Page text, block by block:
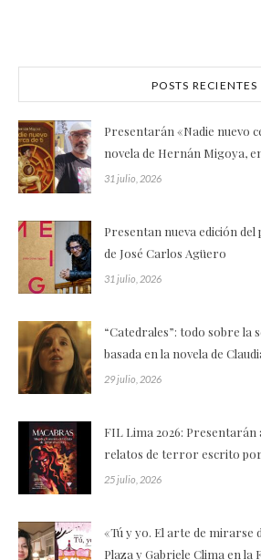
POSTS RECIENTES
Presentarán «Nadie nuevo
novela de Hernán Migoya,
31 julio, 2026
Presentan nueva edición
de José Carlos Agüero
31 julio, 2026
“Catedrales”: todo sobre la
basada en la novela de
29 julio, 2026
FIL Lima 2026: Presentarán
relatos de terror escrito
25 julio, 2026
«Tú y yo. El arte de mirarse
Plaza y Gabriele Clima en la